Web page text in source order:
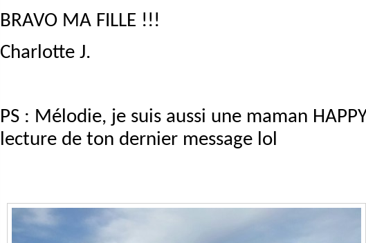
BRAVO MA FILLE !!!
Charlotte J.
PS : Mélodie, je suis aussi une maman
lecture de ton dernier message lol